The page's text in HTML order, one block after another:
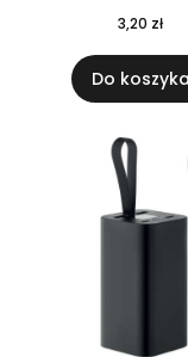
3,20 zł
Do koszyka